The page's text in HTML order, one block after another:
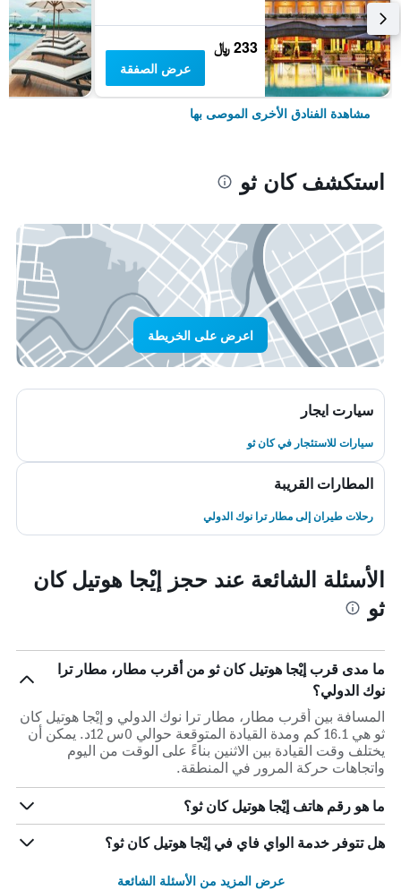
233 ﷼
عرض الصفقة
مشاهدة الفنادق الأخرى الموصى بها
استكشف كان ثو
اعرض على الخريطة
سيارت ايجار
سيارات للاستئجار في كان ثو
المطارات القريبة
رحلات طيران إلى مطار ترا نوك الدولي
الأسئلة الشائعة عند حجز إيْجا هوتيل كان
ثو
ما مدى قرب إيْجا هوتيل كان ثو من أقرب مطار، مطار ترا
نوك الدولي؟
المسافة بين أقرب مطار، مطار ترا نوك الدولي و إيْجا هوتيل كان
ثو هي 16.1 كم ومدة القيادة المتوقعة حوالي 0س 12د. يمكن أن
يختلف وقت القيادة بين الاثنين بناءً على الوقت من اليوم
واتجاهات حركة المرور في المنطقة.
ما هو رقم هاتف إيْجا هوتيل كان ثو؟
هل تتوفر خدمة الواي فاي في إيْجا هوتيل كان ثو؟
عرض المزيد من الأسئلة الشائعة